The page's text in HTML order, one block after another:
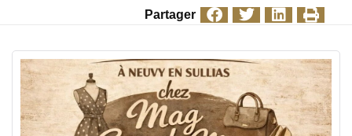
Partager